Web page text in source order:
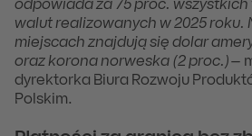
odpowiada za 75 proc.
walut realizowanych w 2025 roku.
miejscach znajdują się dolar
oraz korona norweska (2 proc.)–
dyrektorka Biura Rozwoju
Polskim.